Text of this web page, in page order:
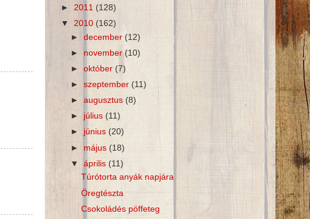
► 2011 (128)
▼ 2010 (162)
►december(12)
► november (10)
►október (7)
►szeptember(11)
►augusztus (8)
► július(11)
► június(20)
► május (18)
▼április (11)
Túrótorta anyák napjára
Öregtészta
Csokoládés pöffeteg